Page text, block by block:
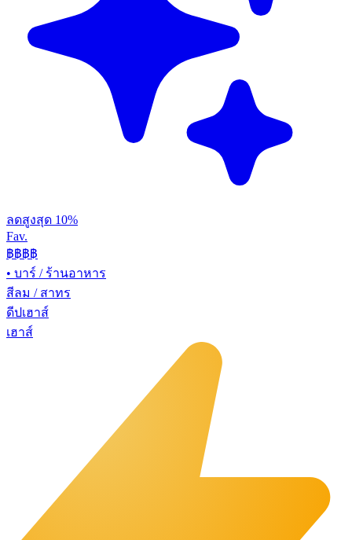
ลดสูงสุด 10%
Fav.
฿฿฿฿
• บาร์ / ร้านอาหาร
สีลม / สาทร
ดีปเฮาส์
เฮาส์